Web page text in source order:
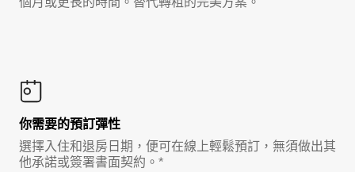
你需要的預訂彈性
選擇入住和退房日期，便可在線上輕鬆預訂，無須做出其
他承諾或簽署書面契約。*